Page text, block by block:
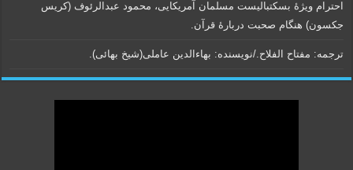
احترام ویژۀ بسکتبالیست مسلمان آمریکایی، محمود عبدالرئوف (کریس
جکسون) هنگام صحبت دربارۀ قرآن.
ترجمه: مفتاح الفلاح./نویسنده:‌ بهاء‌الدین عاملی‌(شیخ بهائی).